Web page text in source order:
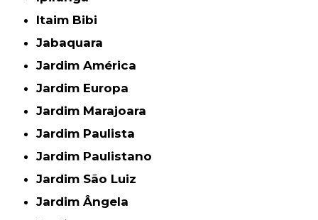
Itaim Bibi
Jabaquara
Jardim América
Jardim Europa
Jardim Marajoara
Jardim Paulista
Jardim Paulistano
Jardim São Luiz
Jardim Ângela